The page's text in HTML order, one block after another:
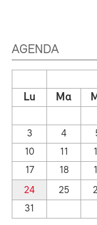
AGENDA
Lu Ma
3
4
10
11
17
18
24
25
31